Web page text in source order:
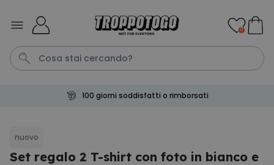
Personalizzabile
0
100 giorni soddisfatti o rimborsati
nuovo
Set regalo 2 T-shirt con foto in bianco e